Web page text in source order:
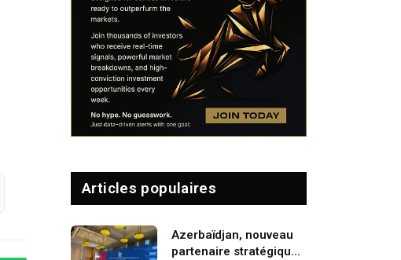
Articles populaires
Azerbaïdjan, nouveau
partenaire stratégique